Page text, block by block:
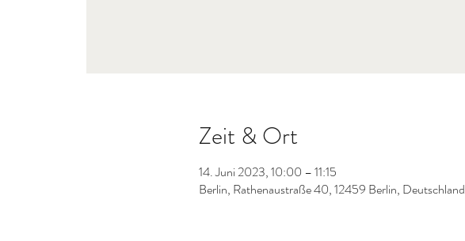
Zeit & Ort
14. Juni 2023, 10:00 – 11:15
Berlin, Rathenaustraße 40, 12459 Berlin, Deutschland